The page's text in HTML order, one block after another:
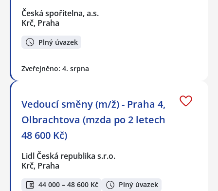
Česká spořitelna, a.s.
Krč, Praha
Plný úvazek
Zveřejněno: 4. srpna
Vedoucí směny (m/ž) - Praha 4,
Olbrachtova (mzda po 2 letech
48 600 Kč)
Lidl Česká republika s.r.o.
Krč, Praha
44 000 – 48 600 Kč Plný úvazek